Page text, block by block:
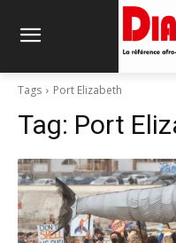
Tags Port Elizabeth
Tag: Port